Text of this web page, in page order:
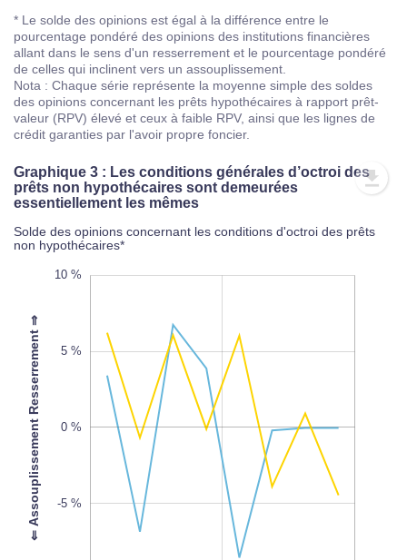
* Le solde des opinions est égal à la différence entre le
pourcentage pondéré des opinions des institutions financières
allant dans le sens d'un resserrement et le pourcentage pondéré
de celles qui inclinent vers un assouplissement.
Nota : Chaque série représente la moyenne simple des soldes
des opinions concernant les prêts hypothécaires à rapport prêt-
valeur (RPV) élevé et ceux à faible RPV, ainsi que les lignes de
crédit garanties par l'avoir propre foncier.
Graphique 3 : Les conditions générales d’octroi des
prêts non hypothécaires sont demeurées
essentiellement les mêmes
Solde des opinions concernant les conditions d'octroi des prêts
non hypothécaires*
⇐ Assouplissement Resserrement ⇒ -10 %
10 %
5 %
0 %
-5 %